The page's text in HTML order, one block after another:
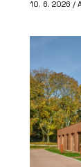
10. 6. 2026 /